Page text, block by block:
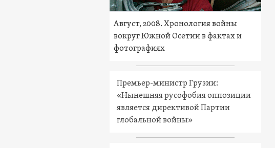
Август, 2008. Хронология войны
вокруг Южной Осетии в фактах и
фотографиях
Премьер-министр Грузии:
«Нынешняя русофобия оппозиции
является директивой Партии
глобальной войны»